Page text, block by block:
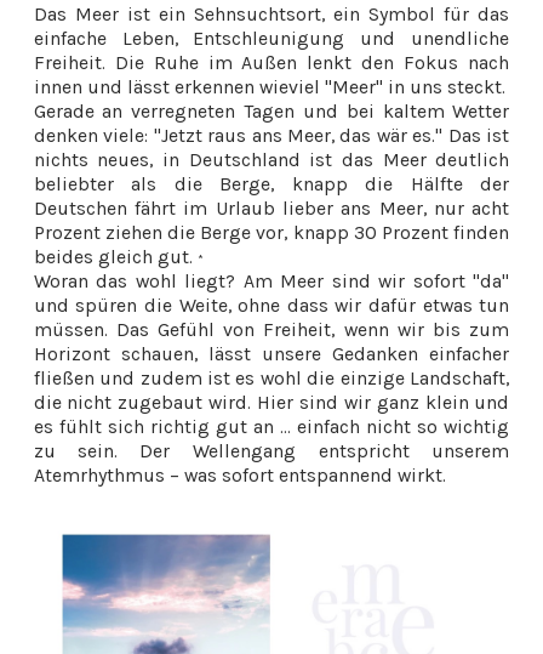
Das Meer ist ein Sehnsuchtsort, ein Symbol für das
einfache Leben, Entschleunigung und unendliche
Freiheit. Die Ruhe im Außen lenkt den Fokus nach
innen und lässt erkennen wieviel "Meer" in uns steckt.
Gerade an verregneten Tagen und bei kaltem Wetter
denken viele: "Jetzt raus ans Meer, das wär es." Das ist
nichts neues, in Deutschland ist das Meer deutlich
beliebter als die Berge, knapp die Hälfte der
Deutschen fährt im Urlaub lieber ans Meer, nur acht
Prozent ziehen die Berge vor, knapp 30 Prozent finden
beides gleich gut. *
Woran das wohl liegt? Am Meer sind wir sofort "da"
und spüren die Weite, ohne dass wir dafür etwas tun
müssen. Das Gefühl von Freiheit, wenn wir bis zum
Horizont schauen, lässt unsere Gedanken einfacher
fließen und zudem ist es wohl die einzige Landschaft,
die nicht zugebaut wird. Hier sind wir ganz klein und
es fühlt sich richtig gut an ... einfach nicht so wichtig
zu sein.
Der Wellengang entspricht unserem
Atemrhythmus – was sofort entspannend wirkt.